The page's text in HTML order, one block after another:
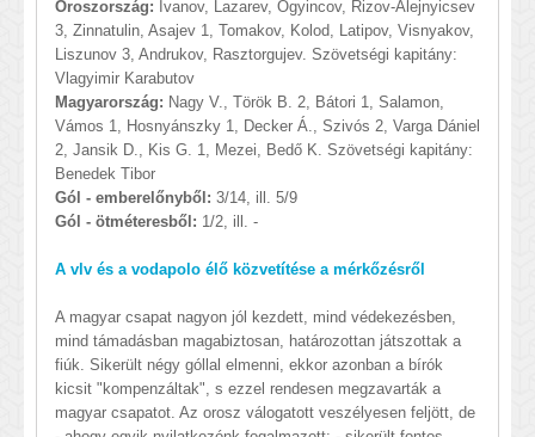
Oroszország: Ivanov, Lazarev, Ogyincov, Rizov-Alejnyicsev
3, Zinnatulin, Asajev 1, Tomakov, Kolod, Latipov, Visnyakov,
Liszunov 3, Andrukov, Rasztorgujev. Szövetségi kapitány:
Vlagyimir Karabutov
Magyarország: Nagy V., Török B. 2, Bátori 1, Salamon,
Vámos 1, Hosnyánszky 1, Decker Á., Szivós 2, Varga Dániel
2, Jansik D., Kis G. 1, Mezei, Bedő K. Szövetségi kapitány:
Benedek Tibor
Gól - emberelőnyből: 3/14, ill. 5/9
Gól - ötméteresből: 1/2, ill. -
A vlv és a vodapolo élő közvetítése a mérkőzésről
A magyar csapat nagyon jól kezdett, mind védekezésben,
mind támadásban magabiztosan, határozottan játszottak a
fiúk. Sikerült négy góllal elmenni, ekkor azonban a bírók
kicsit "kompenzáltak", s ezzel rendesen megzavarták a
magyar csapatot. Az orosz válogatott veszélyesen feljött, de